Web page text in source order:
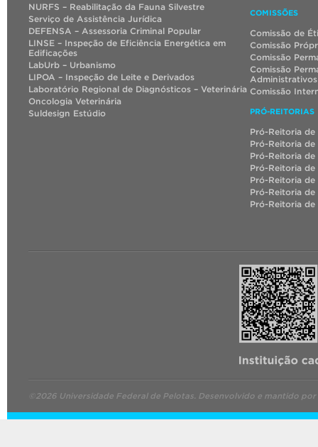
NURFS – Reabilitação da Fauna Silvestre
Serviço de Assistência Jurídica
DEFENSA – Assessoria Criminal Popular
LINSE – Inspeção de Eficiência Energética em
Edificações
LabUrb – Urbanismo
LIPOA – Inspeção de Leite e Derivados
Laboratório Regional de Diagnósticos – Veterinária
Oncologia Veterinária
Suldesign Estúdio
COMISSÕES
Comissão de
Comissão
Comissão
Comissão
Administrativos
Comissão
PRÓ-REITORIAS
Pró-Reitoria
Pró-Reitoria
Pró-Reitoria
Pró-Reitoria de
Pró-Reitoria de
Pró-Reitoria de
Pró-Reitoria
©2026 Universidade Federal de Pelotas. Desenvolvido e mantido por